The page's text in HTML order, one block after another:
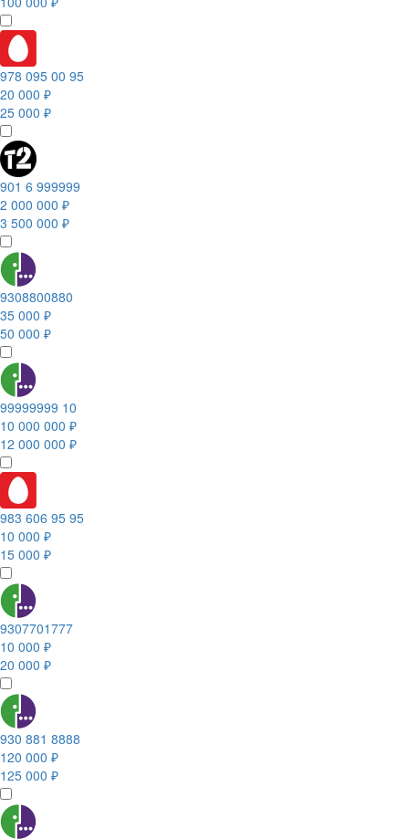
978 095 00 95
20 000 ₽
25 000 ₽
901 6 999999
2 000 000 ₽
3 500 000 ₽
9308800880
35 000 ₽
50 000 ₽
99999999 10
10 000 000 ₽
12 000 000 ₽
983 606 95 95
10 000 ₽
15 000 ₽
9307701777
10 000 ₽
20 000 ₽
930 881 8888
120 000 ₽
125 000 ₽